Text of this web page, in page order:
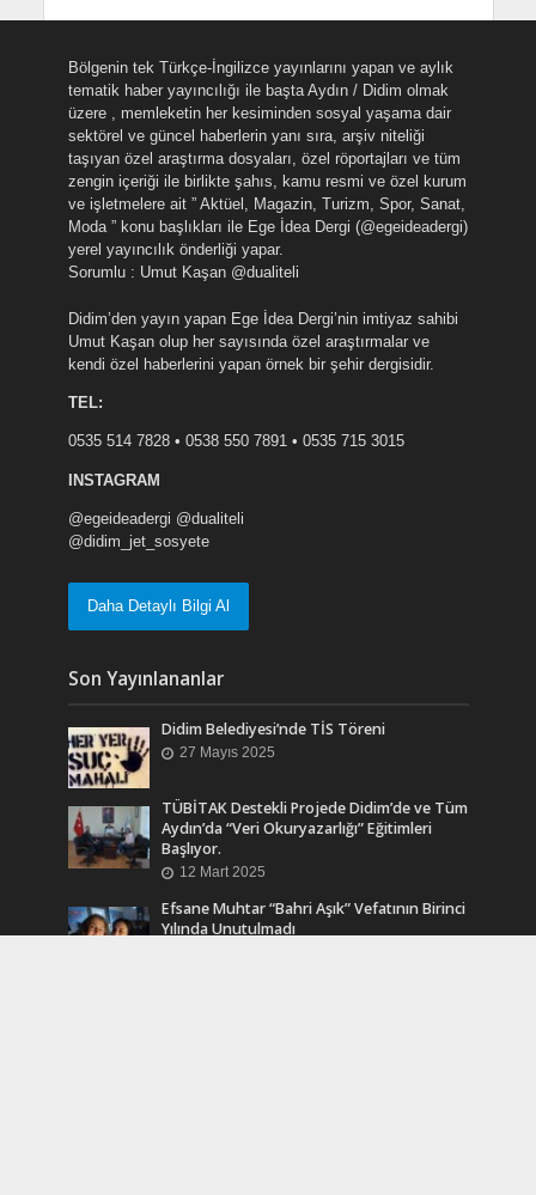
Bölgenin tek Türkçe-İngilizce yayınlarını yapan ve aylık
tematik haber yayıncılığı ile başta Aydın / Didim olmak
üzere , memleketin her kesiminden sosyal yaşama dair
sektörel ve güncel haberlerin yanı sıra, arşiv niteliği
taşıyan özel araştırma dosyaları, özel röportajları ve tüm
zengin içeriği ile birlikte şahıs, kamu resmi ve özel kurum
ve işletmelere ait ” Aktüel, Magazin, Turizm, Spor, Sanat,
Moda ” konu başlıkları ile Ege İdea Dergi (@egeideadergi)
yerel yayıncılık önderliği yapar.
Sorumlu : Umut Kaşan @dualiteli
Didim’den yayın yapan Ege İdea Dergi’nin imtiyaz sahibi
Umut Kaşan olup her sayısında özel araştırmalar ve
kendi özel haberlerini yapan örnek bir şehir dergisidir.
TEL:
0535 514 7828 • 0538 550 7891 • 0535 715 3015
INSTAGRAM
@egeideadergi @dualiteli
@didim_jet_sosyete
Daha Detaylı Bilgi Al
Son Yayınlananlar
Didim Belediyesi’nde TİS Töreni
27 Mayıs 2025
TÜBİTAK Destekli Projede Didim’de ve Tüm
Aydın’da “Veri Okuryazarlığı” Eğitimleri
Başlıyor.
12 Mart 2025
Efsane Muhtar “Bahri Aşık” Vefatının Birinci
Yılında Unutulmadı